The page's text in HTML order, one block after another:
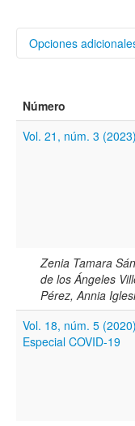
Opciones
Autores/as
Texto completo
Archivo(s)
Número
Vol. 21, núm. 3 (2023)
Zenia Tamara
de los Ángeles
Pérez, Annia
Vol. 18, núm. 5
Especial COVID-19